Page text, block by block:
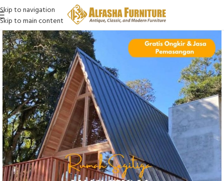
Skip to navigation
Skip to main content